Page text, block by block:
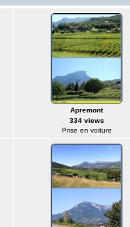
Apremont
334 views
Prise en voiture